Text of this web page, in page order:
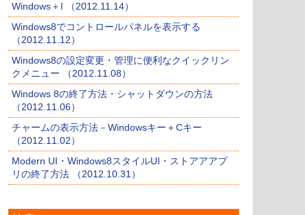
Windows＋I （2012.11.14）
Windows8でコントロールパネルを表示する
（2012.11.12）
Windows8の設定変更・管理に便利なクイックリン
クメニュー （2012.11.08）
Windows 8の終了方法・シャットダウンの方法
（2012.11.06）
チャームの表示方法－Windowsキー＋Cキー
（2012.11.02）
Modern UI・Windows8スタイルUI・ストアアアプ
リの終了方法 （2012.10.31）